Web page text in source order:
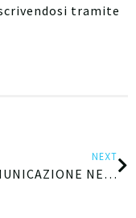
tramite
NEXT
LA COMUNICAZIONE NELLA E DELLA SCUOLA